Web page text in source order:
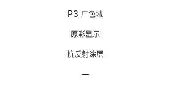
持
ProMotion
适
P3 广色域
原彩显示
抗反射涂层
—